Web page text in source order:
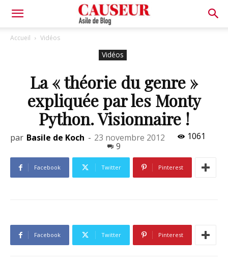
Asile
Accueil Vidéos
Vidéos
La « théorie du genre »
expliquée par les Monty
Python. Visionnaire !
par Basile de Koch - 23 novembre 2012
1061
9
Facebook Twitter Pinterest
Facebook Twitter Pinterest